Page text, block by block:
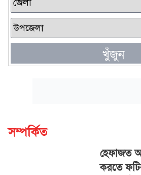
খুঁজুন
সম্পর্কিত
হেফাজত
করতে